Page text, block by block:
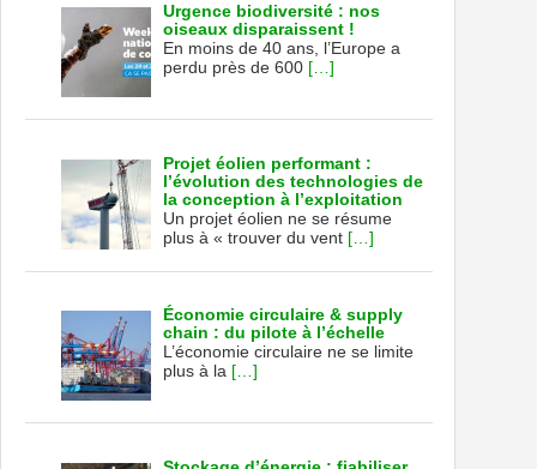
Urgence biodiversité : nos
oiseaux disparaissent !
En moins de 40 ans, l’Europe a
perdu près de 600 […]
Projet éolien performant :
l’évolution des technologies de
la conception à l’exploitation
Un projet éolien ne se résume
plus à « trouver du vent […]
Économie circulaire & supply
chain : du pilote à l’échelle
L’économie circulaire ne se limite
plus à la […]